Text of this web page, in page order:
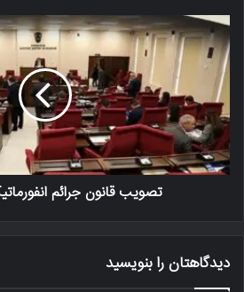
تصویب قانون جرائم
دیدگاهتان را بنویسید